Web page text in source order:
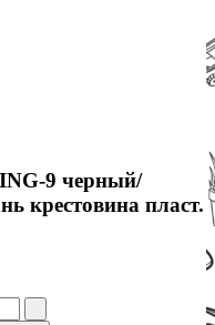
9 черный/
крестовина пласт.